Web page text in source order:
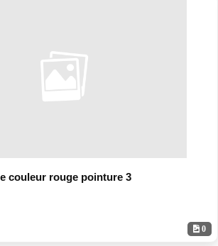
0
couleur rouge pointure 3